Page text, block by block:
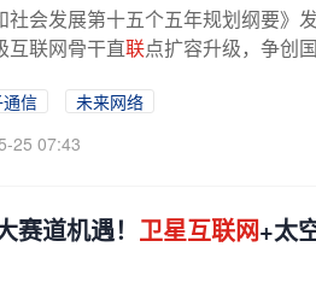
社会发展第十五个五年规划纲要
互联网骨干直联点扩容升级，争创
信
未来网络
25 07:43
道机遇！ 卫星互联网+太